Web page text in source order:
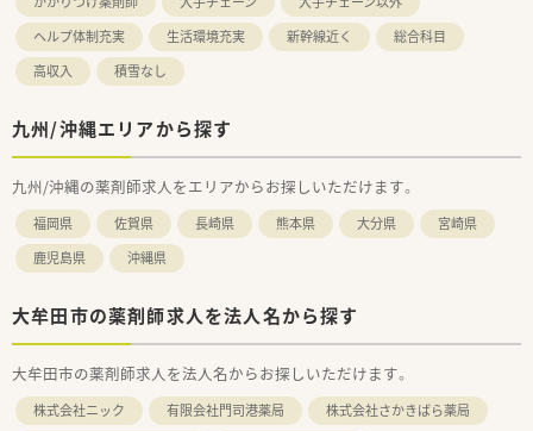
ヘルプ体制充実
生活環境充実 新幹線近く
総合科目
高収入
積雪なし
九州/沖縄エリアから探す
九州/沖縄の薬剤師求人をエリアからお探しいただけます。
福岡県 佐賀県 長崎県 熊本県 大分県
宮崎県
鹿児島県
沖縄県
大牟田市の薬剤師求人を法人名から探す
大牟田市の薬剤師求人を法人名からお探しいただけます。
株式会社ニック 有限会社門司港薬局
株式会社さかきばら薬局